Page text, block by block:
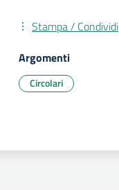
Stampa / Condividi
Argomenti
Circolari